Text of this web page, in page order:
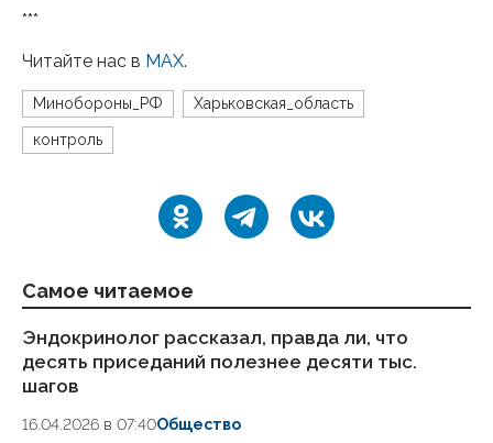
***
Читайте нас в MAX.
Минобороны_РФ Харьковская_область
контроль
Самое читаемое
Эндокринолог рассказал, правда ли, что
десять приседаний полезнее десяти тыс.
шагов
16.04.2026 в 07:40Общество